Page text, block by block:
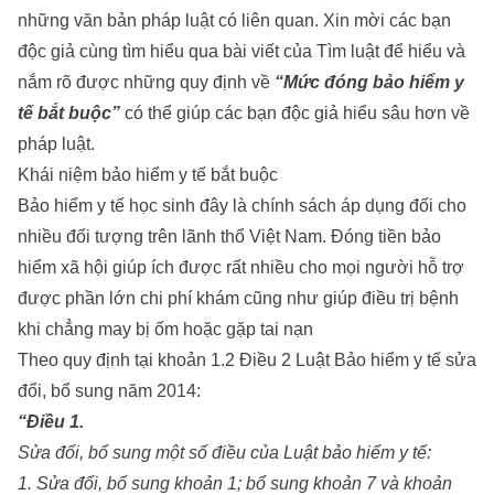
những văn bản pháp luật có liên quan. Xin mời các bạn
độc giả cùng tìm hiểu qua bài viết của Tìm luậtđể hiểu và
nắm rõ được những quy định về “Mức đóng bảo hiểm y
tế bắt buộc” có thể giúp các bạn độc giả hiểu sâu hơn về
pháp luật.
Khái niệm bảo hiểm y tế bắt buộc
Bảo hiểm y tế học sinh đây là chính sách áp dụng đối cho
nhiều đối tượng trên lãnh thổ Việt Nam. Đóng tiền bảo
hiểm xã hội giúp ích được rất nhiều cho mọi người hỗ trợ
được phần lớn chi phí khám cũng như giúp điều trị bệnh
khi chẳng may bị ốm hoặc gặp tai nạn
Theo quy định tại khoản 1.2 Điều 2 Luật Bảo hiểm y tế sửa
đổi, bổ sung năm 2014:
“Điều 1.
Sửa đổi, bổ sung một số điều của Luật bảo hiểm y tế:
1. Sửa đổi, bổ sung khoản 1; bổ sung khoản 7 và khoản